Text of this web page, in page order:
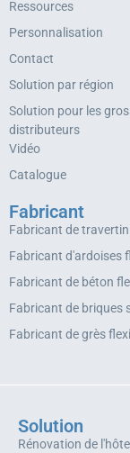
Ressources
Personnalisation
Contact
Solution par région
Solution pour les
distributeurs
Vidéo
Catalogue
Fabricant
Fabricant de
Fabricant d'ardoises
Fabricant de béton
Fabricant de briques
Fabricant de grès
Solution
Rénovation de